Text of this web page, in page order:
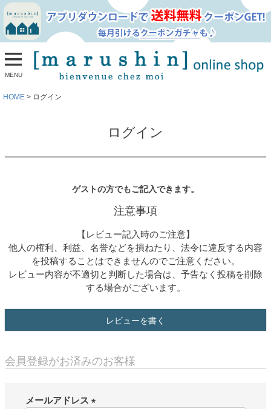
MENU
HOME ログイン
ログイン
ゲストの方でもご記入できます。
注意事項
【レビュー記入時のご注意】
他人の権利、利益、名誉などを損ねたり、法令に違反する内容
を投稿することはできませんのでご注意ください。
レビュー内容が不適切と判断した場合は、予告なく投稿を削除
する場合がございます。
レビューを書く
会員登録がお済みのお客様
メールアドレス